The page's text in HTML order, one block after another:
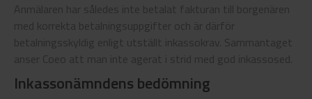
Anmälaren har således inte betalat fakturan till borgenären
med korrekta betalningsuppgifter och är därför
betalningsskyldig enligt utställt inkassokrav. Sammantaget
anser Coeo att man inte agerat i strid med god inkassosed.
Inkassonämndens bedömning